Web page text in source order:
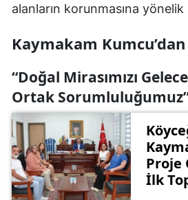
alanların korunmasına
Kaymakam
“Doğal Mirasımızı
Ortak
Proje
İlk